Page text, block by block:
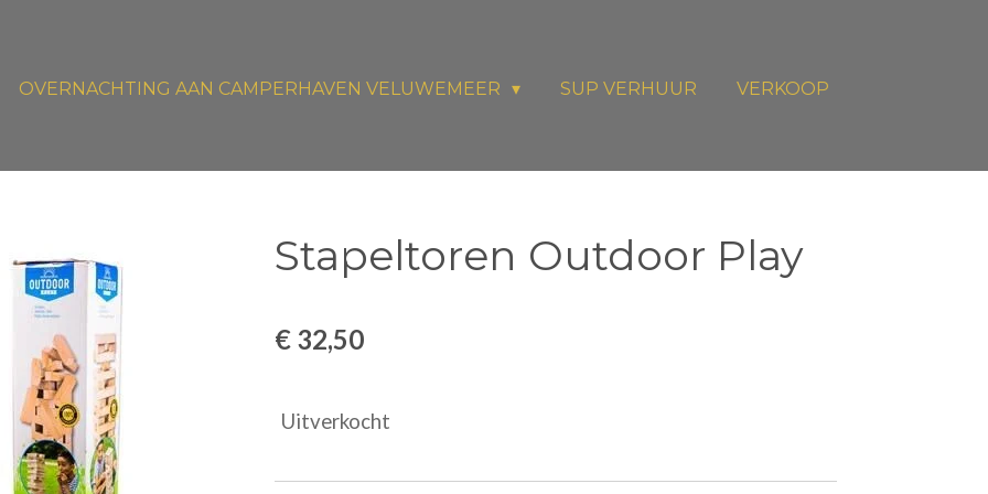
OVERNACHTING AAN CAMPERHAVEN VELUWEMEER SUP VERHUUR VERKOOP
Stapeltoren Outdoor Play
€ 32,50
Uitverkocht